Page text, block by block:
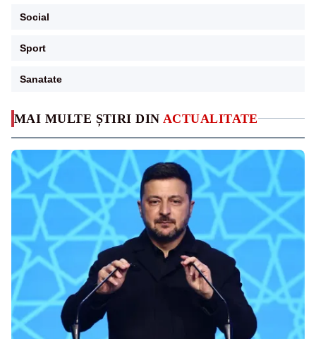
MAI MULTE ȘTIRI DIN ACTUALITATE
Social
Sport
Sanatate